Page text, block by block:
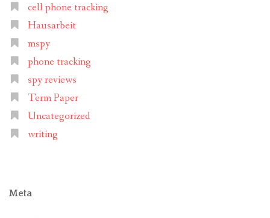
cell phone tracking
Hausarbeit
mspy
phone tracking
spy reviews
Term Paper
Uncategorized
writing
Meta